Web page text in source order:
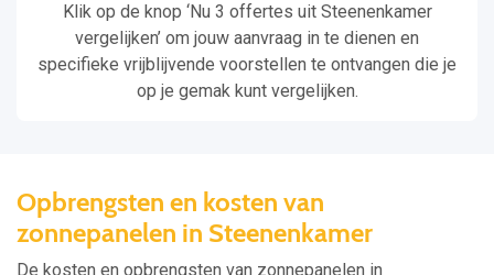
Klik op de knop ‘Nu 3 offertes uit Steenenkamer
vergelijken’ om jouw aanvraag in te dienen en
specifieke vrijblijvende voorstellen te ontvangen die je
op je gemak kunt vergelijken.
Opbrengsten en kosten van
zonnepanelen in Steenenkamer
De kosten en opbrengsten van zonnepanelen in